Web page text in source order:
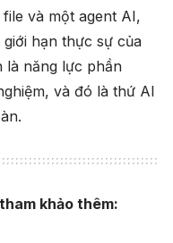
và một agent AI,
hạn thực sự của
là năng lực phần
và đó là thứ AI
khảo thêm: